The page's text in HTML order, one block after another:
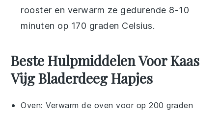
rooster en verwarm ze gedurende 8-10
minuten op 170 graden Celsius.
Beste Hulpmiddelen Voor Kaas
Vijg Bladerdeeg Hapjes
Oven: Verwarm de oven voor op 200 graden